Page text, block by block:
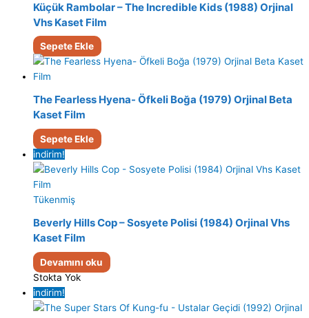
Küçük Rambolar – The Incredible Kids (1988) Orjinal
Vhs Kaset Film
Sepete Ekle
The Fearless Hyena- Öfkeli Boğa (1979) Orjinal Beta
Kaset Film
Sepete Ekle
indirim!
Tükenmiş
Beverly Hills Cop – Sosyete Polisi (1984) Orjinal Vhs
Kaset Film
Devamını oku
Stokta Yok
indirim!